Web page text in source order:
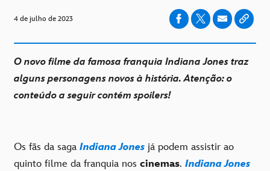
4 de julho de 2023
O novo filme da famosa franquia Indiana Jones traz
alguns personagens novos à história. Atenção: o
conteúdo a seguir contém spoilers!
Os fãs da saga Indiana Jones já podem assistir ao
quinto filme da franquia nos cinemas. Indiana Jones